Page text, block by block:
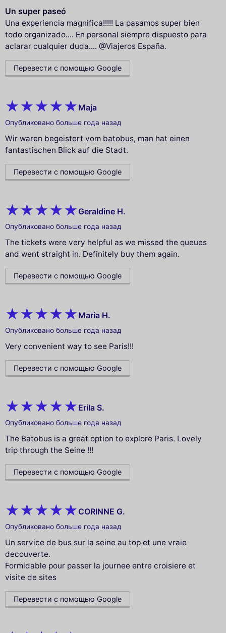
Un super paseó
Una experiencia magnifica!!!!! La pasamos super bien
todo organizado.... En personal siempre dispuesto para
aclarar cualquier duda.... @Viajeros España.
Перевести с помощью Google
Maja
Опубликовано больше года назад
Wir waren begeistert vom batobus, man hat einen
fantastischen Blick auf die Stadt.
Перевести с помощью Google
Geraldine H.
Опубликовано больше года назад
The tickets were very helpful as we missed the queues
and went straight in. Definitely buy them again.
Перевести с помощью Google
Maria H.
Опубликовано больше года назад
Very convenient way to see Paris!!!
Перевести с помощью Google
Erila S.
Опубликовано больше года назад
The Batobus is a great option to explore Paris. Lovely
trip through the Seine !!!
Перевести с помощью Google
CORINNE G.
Опубликовано больше года назад
Un service de bus sur la seine au top et une vraie
decouverte.
Formidable pour passer la journee entre croisiere et
visite de sites
Перевести с помощью Google